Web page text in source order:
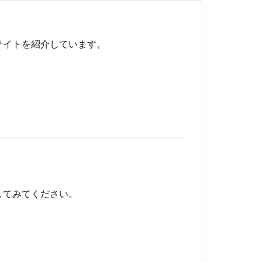
トを紹介しています。
みてください。